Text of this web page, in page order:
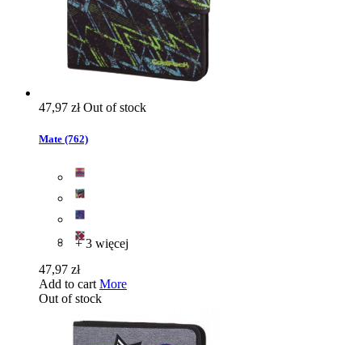
47,97 złOut of stock
Mate (762)
+ 3 więcej
47,97 zł
Add to cart More
Out of stock